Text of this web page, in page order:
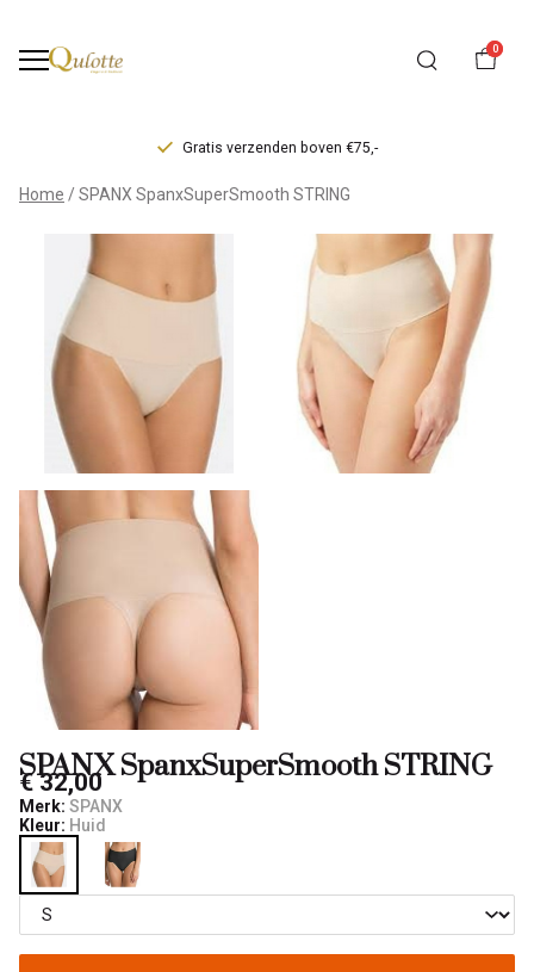
0
Gratis verzenden boven €75,-
SPANX
UNDIE-
TECTABLE
STRING
Qulotte
Home SPANX SpanxSuperSmooth STRING
SPANX SpanxSuperSmooth STRING
€ 32,00
Merk: SPANX
Kleur: Huid